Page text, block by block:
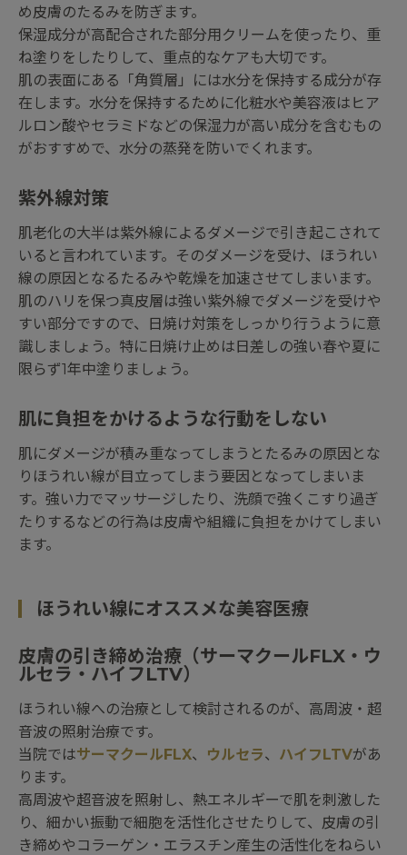
め皮膚のたるみを防ぎます。
保湿成分が高配合された部分用クリームを使ったり、重
ね塗りをしたりして、重点的なケアも大切です。
肌の表面にある「角質層」には水分を保持する成分が存
在します。水分を保持するために化粧水や美容液はヒア
ルロン酸やセラミドなどの保湿力が高い成分を含むもの
がおすすめで、水分の蒸発を防いでくれます。
紫外線対策
肌老化の大半は紫外線によるダメージで引き起こされて
いると言われています。そのダメージを受け、ほうれい
線の原因となるたるみや乾燥を加速させてしまいます。
肌のハリを保つ真皮層は強い紫外線でダメージを受けや
すい部分ですので、日焼け対策をしっかり行うように意
識しましょう。特に日焼け止めは日差しの強い春や夏に
限らず1年中塗りましょう。
肌に負担をかけるような行動をしない
肌にダメージが積み重なってしまうとたるみの原因とな
りほうれい線が目立ってしまう要因となってしまいま
す。強い力でマッサージしたり、洗顔で強くこすり過ぎ
たりするなどの行為は皮膚や組織に負担をかけてしまい
ます。
ほうれい線にオススメな美容医療
皮膚の引き締め治療（サーマクールFLX・ウ
ルセラ・ハイフLTV）
ほうれい線への治療として検討されるのが、高周波・超
音波の照射治療です。
当院ではサーマクールFLX、 ウルセラ、 ハイフLTVがあ
ります。
高周波や超音波を照射し、熱エネルギーで肌を刺激した
り、細かい振動で細胞を活性化させたりして、皮膚の引
き締めやコラーゲン・エラスチン産生の活性化をねらい